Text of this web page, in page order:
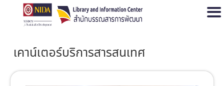
เคาน์เตอร์บริการสารสนเทศ